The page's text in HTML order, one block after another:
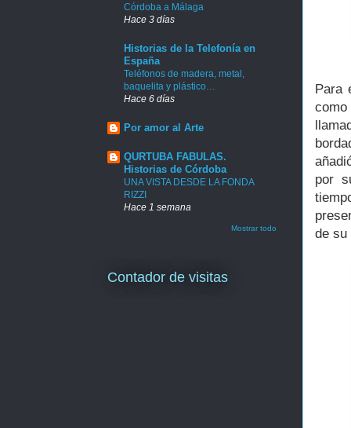
Para
por
de
Córdoba a Málaga
Hace 3 días
Historias de la Telefonía en
España
Teléfonos de madera, metal,
baquelita y plástico…
Hace 6 días
Por amor al Arte
QURTUBA FABULAS.
Historias de Córdoba
UNA VISTA DESDE LA FONDA
RIZZI
Hace 1 semana
Mostrar todo
Contador de visitas